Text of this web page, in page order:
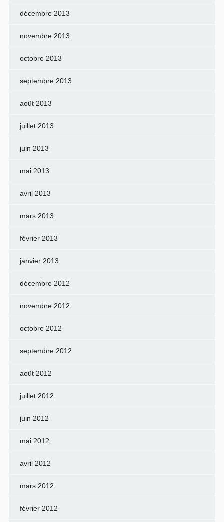
décembre 2013
novembre 2013
octobre 2013
septembre 2013
août 2013
juillet 2013
juin 2013
mai 2013
avril 2013
mars 2013
février 2013
janvier 2013
décembre 2012
novembre 2012
octobre 2012
septembre 2012
août 2012
juillet 2012
juin 2012
mai 2012
avril 2012
mars 2012
février 2012